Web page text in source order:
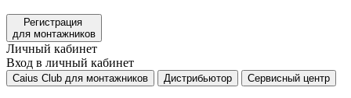
Регистрация
для монтажников
Личный кабинет
Вход в личный кабинет
Caius Club для монтажников Дистрибьютор Сервисный центр